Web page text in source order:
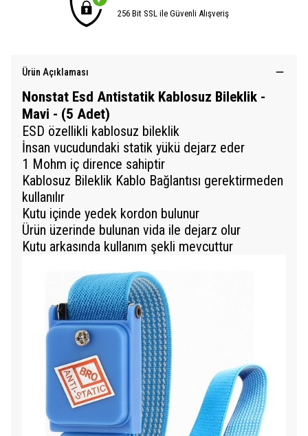
256 Bit SSL ile Güvenli Alışveriş
Ürün Açıklaması
Nonstat Esd Antistatik Kablosuz Bileklik -
Mavi - (5 Adet)
ESD özellikli kablosuz bileklik
İnsan vucudundaki statik yükü dejarz eder
1 Mohm iç dirence sahiptir
Kablosuz Bileklik Kablo Bağlantısı gerektirmeden
kullanılır
Kutu içinde yedek kordon bulunur
Ürün üzerinde bulunan vida ile dejarz olur
Kutu arkasında kullanım şekli mevcuttur